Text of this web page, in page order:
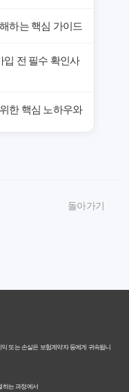
하는 핵심 가이드
입 전 필수 확인사
한 핵심 노하우와
을까? 내게 맞는
진 가치와 현명한
? 미래 보험료 걱
돌아가기
또는 손실은 보험계약자 등에게 귀속됩니
하는 과정에서